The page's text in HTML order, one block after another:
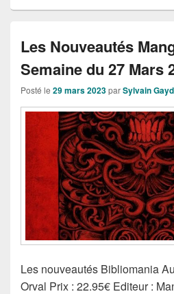
Les Nouveautés
Semaine du 27 Mars
Posté le 29 mars 2023parSylvain
Les nouveautés Bibliomania
Orval Prix : 22.95€ Editeur :